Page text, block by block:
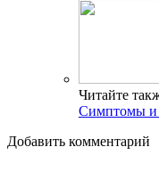
Читайте
Симптомы и
Добавить комментарий